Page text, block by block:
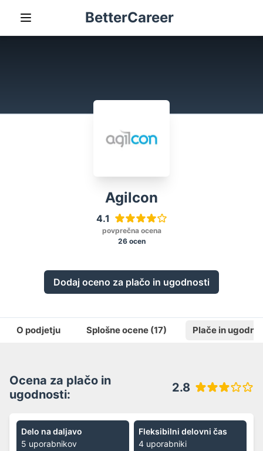
BetterCareer
Agilcon
4.1
povprečna ocena
26 ocen
Dodaj oceno za plačo in ugodnosti
O podjetju Splošne ocene (17) Plače in
Ocena za plačo in
ugodnosti:
2.8
Delo na daljavo
5 uporabnikov
Fleksibilni delovni čas
4 uporabniki